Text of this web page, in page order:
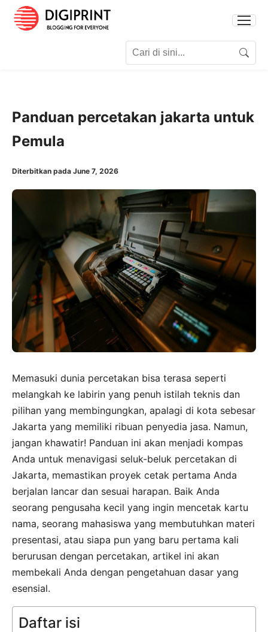
Search
Panduan percetakan jakarta untuk
Pemula
Diterbitkan pada June 7, 2026
Memasuki dunia percetakan bisa terasa seperti
melangkah ke labirin yang penuh istilah teknis dan
pilihan yang membingungkan, apalagi di kota sebesar
Jakarta yang memiliki ribuan penyedia jasa. Namun,
jangan khawatir! Panduan ini akan menjadi kompas
Anda untuk menavigasi seluk-beluk percetakan di
Jakarta, memastikan proyek cetak pertama Anda
berjalan lancar dan sesuai harapan. Baik Anda
seorang pengusaha kecil yang ingin mencetak kartu
nama, seorang mahasiswa yang membutuhkan materi
presentasi, atau siapa pun yang baru pertama kali
berurusan dengan percetakan, artikel ini akan
membekali Anda dengan pengetahuan dasar yang
esensial.
Daftar isi